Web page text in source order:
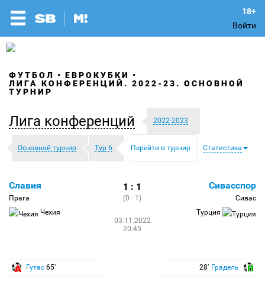
Войти
ФУТБОЛ
ЕВРОКУБКИ
ЛИГА КОНФЕРЕНЦИЙ. 2022-23. ОСНОВНОЙ
ТУРНИР
Лига конференций 2022-2023
Основной турнир Тур 6 Перейти в турнир Статистика
Славия
Прага
Чехия
1 : 1
(0 : 1)
03.11.2022
20:45
Сивасспор
Сивас
Турция
Гутас 65′ 28′ Градель